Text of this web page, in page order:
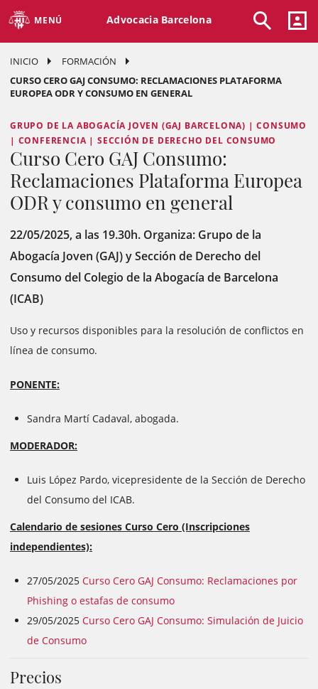
MENÚ Advocacia Barcelona
INICIO
FORMACIÓN
CURSO CERO GAJ CONSUMO: RECLAMACIONES PLATAFORMA
EUROPEA ODR Y CONSUMO EN GENERAL
GRUPO DE LA ABOGACÍA JOVEN (GAJ BARCELONA) | CONSUMO
| CONFERENCIA | SECCIÓN DE DERECHO DEL CONSUMO
Curso Cero GAJ Consumo:
Reclamaciones Plataforma Europea
ODR y consumo en general
22/05/2025, a las 19.30h. Organiza: Grupo de la
Abogacía Joven (GAJ) y Sección de Derecho del
Consumo del Colegio de la Abogacía de Barcelona
(ICAB)
Uso y recursos disponibles para la resolución de conflictos en
línea de consumo.
PONENTE:
Sandra Martí Cadaval, abogada.
MODERADOR:
Luis López Pardo, vicepresidente de la Sección de Derecho
del Consumo del ICAB.
Calendario de sesiones Curso Cero (Inscripciones
independientes):
27/05/2025 Curso Cero GAJ Consumo: Reclamaciones por
Phishing o estafas de consumo
29/05/2025 Curso Cero GAJ Consumo: Simulación de Juicio
de Consumo
Precios